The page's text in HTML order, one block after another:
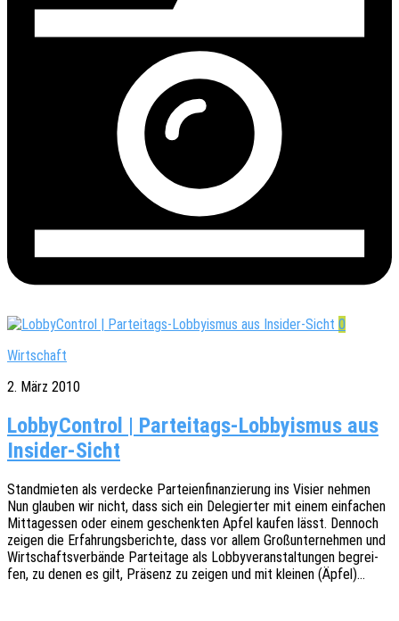
0
Wirtschaft
2. März 2010
LobbyControl | Parteitags-Lobbyismus aus
Insider-Sicht
Stand­mie­ten als verde­cke Partei­en­fi­nan­zie­rung ins Visier nehmen
Nun glau­ben wir nicht, dass sich ein Dele­gier­ter mit einem einfa­chen
Mittag­essen oder einem geschenk­ten Apfel kaufen lässt. Dennoch
zeigen die Erfah­rungs­be­rich­te, dass vor allem Groß­un­ter­neh­men und
Wirt­schafts­ver­bän­de Partei­ta­ge als Lobby­ver­an­stal­tun­gen begrei­
fen, zu denen es gilt, Präsenz zu zeigen und mit klei­nen (Äpfel)…